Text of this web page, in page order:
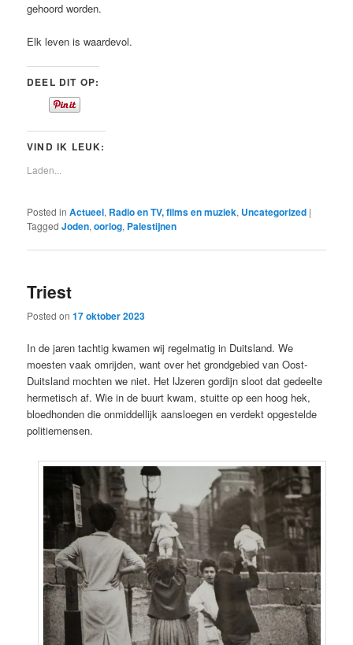
gehoord worden.
Elk leven is waardevol.
DEEL DIT OP:
VIND IK LEUK:
Laden...
Posted in Actueel, Radio en TV, films en muziek, Uncategorized |
Tagged Joden,oorlog, Palestijnen
Triest
Posted on17 oktober 2023
In de jaren tachtig kwamen wij regelmatig in Duitsland. We
moesten vaak omrijden, want over het grondgebied van Oost-
Duitsland mochten we niet. Het IJzeren gordijn sloot dat gedeelte
hermetisch af. Wie in de buurt kwam, stuitte op een hoog hek,
bloedhonden die onmiddellijk aansloegen en verdekt opgestelde
politiemensen.